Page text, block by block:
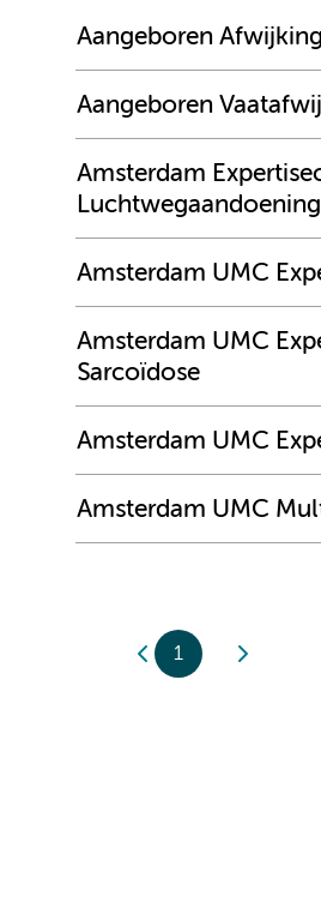
Aangeboren
Aangeboren
Amsterdam
Amsterdam UMC
Amsterdam UMC
Sarcoïdose
Amsterdam UMC
Amsterdam UMC
1